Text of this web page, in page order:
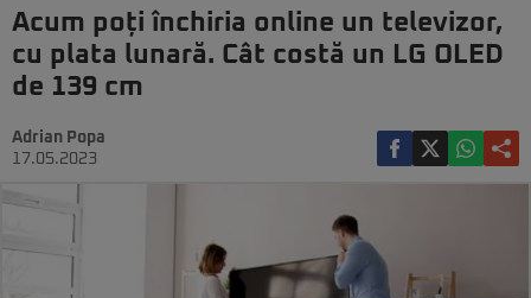
Acum poți închiria online un televizor,
cu plata lunară. Cât costă un LG OLED
de 139 cm
Adrian Popa
17.05.2023